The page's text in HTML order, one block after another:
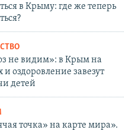
в Крыму: где же теперь
не видим»: в Крым на
и оздоровление завезут
детей
точка» на карте мира».